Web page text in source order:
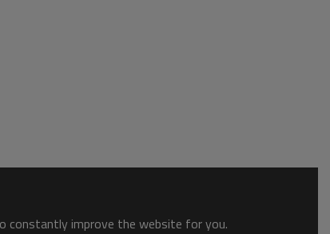
constantly improve the website for you.